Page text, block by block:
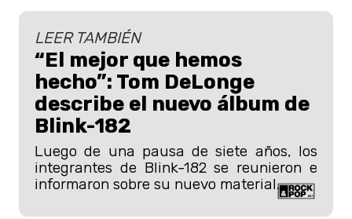
LEER TAMBIÉN
“El mejor que hemos
hecho”: Tom DeLonge
describe el nuevo álbum de
Blink-182
Luego de una pausa de siete años, los
integrantes de Blink-182 se reunieron e
informaron sobre su nuevo material.